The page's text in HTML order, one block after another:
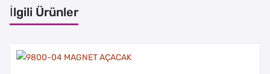
İlgili Ürünler